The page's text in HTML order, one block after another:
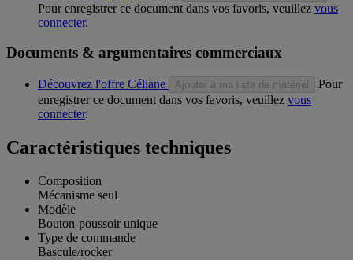
Pour enregistrer ce document dans vos favoris, veuillez vous
connecter.
Documents & argumentaires commerciaux
Découvrez l'offre Céliane Ajouter à ma liste de matériel
Pour
enregistrer ce document dans vos favoris, veuillez vous
connecter.
Caractéristiques techniques
Composition
Mécanisme seul
Modèle
Bouton-poussoir unique
Type de commande
Bascule/rocker